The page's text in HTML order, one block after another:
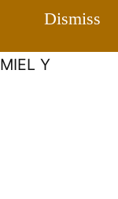
Y
Dismiss